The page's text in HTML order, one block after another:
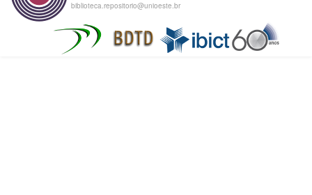
biblioteca.repositorio@unioeste.br